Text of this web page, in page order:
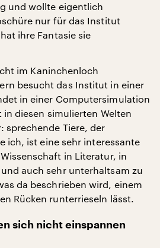
und wollte eigentlich
nur für das Institut
ihre Fantasie sie
im Kaninchenloch
besucht das Institut in einer
in einer Computersimulation
diesen simulierten Welten
sprechende Tiere, der
ich, ist eine sehr interessante
in Literatur, in
auch sehr unterhaltsam zu
da beschrieben wird, einem
Rücken runterrieseln lässt.
sich nicht einspannen